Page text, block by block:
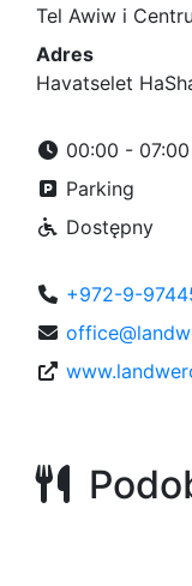
Tel Awiw i
Adres
Havatselet
00:00 - 07:00
Parking
Dostępny
+972-9-